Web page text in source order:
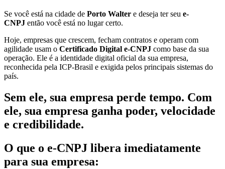
Se você está na cidade de Porto Walter e deseja ter seu e-
CNPJ então você está no lugar certo.
Hoje, empresas que crescem, fecham contratos e operam com
agilidade usam o Certificado Digital e-CNPJ como base da sua
operação. Ele é a identidade digital oficial da sua empresa,
reconhecida pela ICP-Brasil e exigida pelos principais sistemas do
país.
Sem ele, sua empresa perde tempo. Com
ele, sua empresa ganha poder, velocidade
e credibilidade.
O que o e-CNPJ libera imediatamente
para sua empresa: